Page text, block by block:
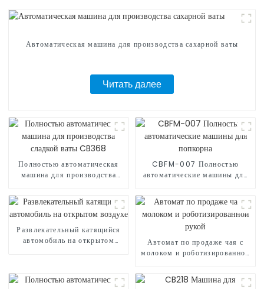
Автоматическая машина для производства сахарной ваты
Читать далее
Полностью автоматическая
машина для производства
CBFM-007 Полностью
автоматические машины для
Развлекательный катящийся
автомобиль на открытом
Автомат по продаже чая с
молоком и роботизированной